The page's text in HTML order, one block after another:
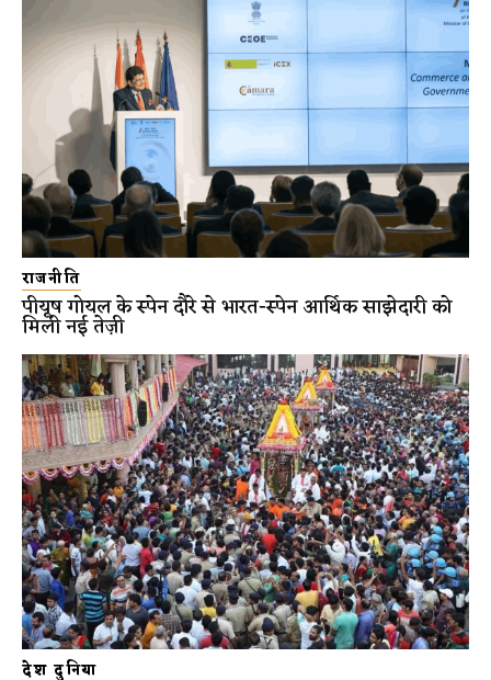
राजनीति
पीयूष गोयल के स्पेन दौरे से भारत-स्पेन आर्थिक साझेदारी को
मिली नई तेज़ी
देश दुनिया